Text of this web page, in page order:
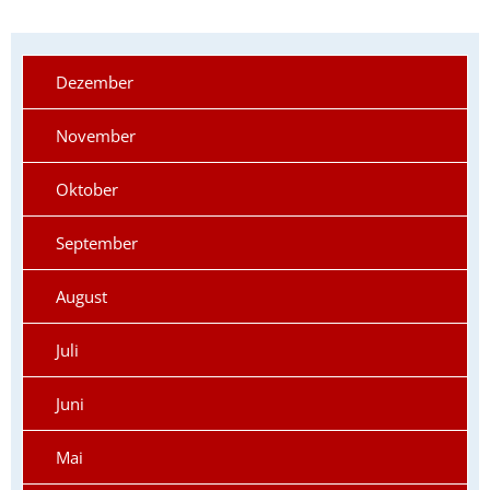
Dezember
November
Oktober
September
August
Juli
Juni
Mai